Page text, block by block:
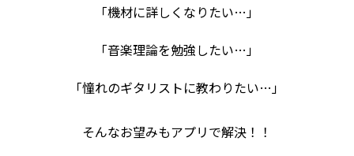
「機材に詳しくなりたい…」
「音楽理論を勉強したい…」
「憧れのギタリストに教わりたい…」
そんなお望みもアプリで解決！！